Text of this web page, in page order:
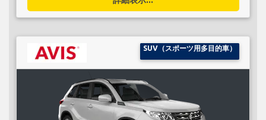
SUV（スポーツ用多目的車）